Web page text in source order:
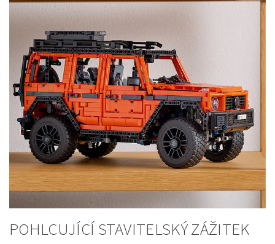
POHLCUJÍCÍ STAVITELSKÝ ZÁŽITEK